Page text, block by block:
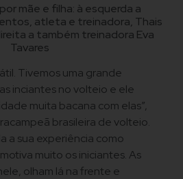
mãe e filha: à esquerda a
atleta e treinadora, Thais
a também treinadora Eva
Tavares
Tivemos uma grande
inciantes no volteio e ele
muita bacana com elas”,
brasileira de volteio.
a sua experiência como
muito os iniciantes. As
olham lá na frente e